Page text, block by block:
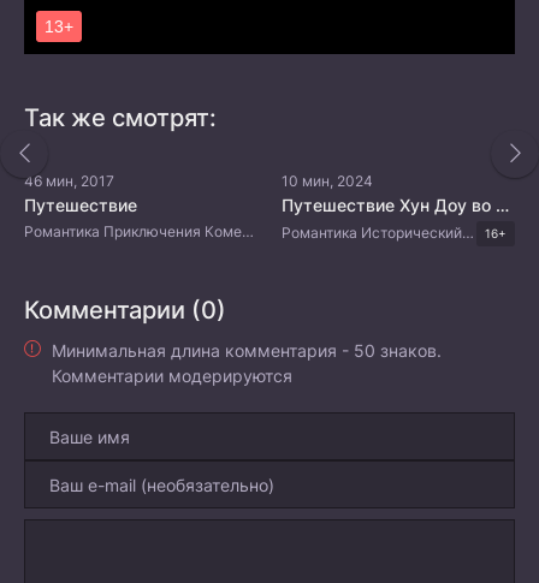
Так же смотрят:
46 мин, 2017
Путешествие
Романтика Приключения Комедия Китайские дорамы
10 мин, 2024
Путешествие Хун Доу во времени
Романтика Исторический Фэнтези Китайские дорамы 16+
Комментарии (0)
Минимальная длина комментария - 50 знаков.
Комментарии модерируются